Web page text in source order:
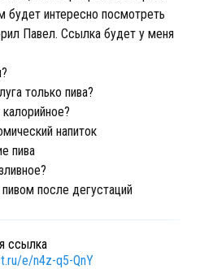
будет интересно посмотреть
Павел. Ссылка будет у меня
только пива?
напиток
пива
после дегустаций
ссылка
e/n4z-q5-QnY